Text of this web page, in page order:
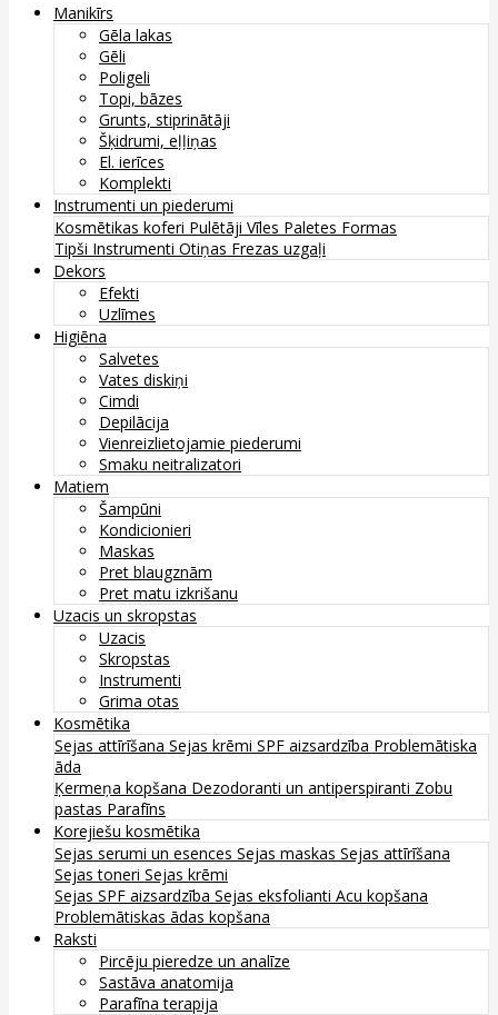
Manikīrs
Gēla lakas
Gēli
Poligeli
Topi, bāzes
Grunts, stiprinātāji
Šķidrumi, eļļiņas
El. ierīces
Komplekti
Instrumenti un piederumi
Kosmētikas koferi Pulētāji Vīles Paletes Formas
Tipši Instrumenti Otiņas Frezas uzgaļi
Dekors
Efekti
Uzlīmes
Higiēna
Salvetes
Vates diskiņi
Cimdi
Depilācija
Vienreizlietojamie piederumi
Smaku neitralizatori
Matiem
Šampūni
Kondicionieri
Maskas
Pret blaugznām
Pret matu izkrišanu
Uzacis un skropstas
Uzacis
Skropstas
Instrumenti
Grima otas
Kosmētika
Sejas attīrīšana Sejas krēmi SPF aizsardzība Problemātiska
āda
Ķermeņa kopšana Dezodoranti un antiperspiranti Zobu
pastas Parafīns
Korejiešu kosmētika
Sejas serumi un esences Sejas maskas Sejas attīrīšana
Sejas toneri Sejas krēmi
Sejas SPF aizsardzība Sejas eksfolianti Acu kopšana
Problemātiskas ādas kopšana
Raksti
Pircēju pieredze un analīze
Sastāva anatomija
Parafīna terapija